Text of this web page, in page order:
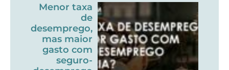
Menor taxa
de
desemprego,
mas maior
gasto com
seguro-